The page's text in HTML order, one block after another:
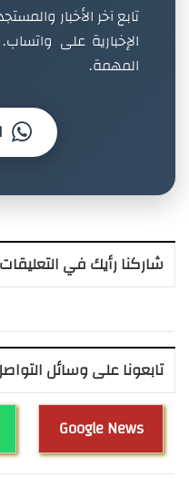
تابع آخر الأخبار
الإخبارية على
المهمة.
شاركنا رأيك في التعليقات
تابعونا على وسائل
Google News